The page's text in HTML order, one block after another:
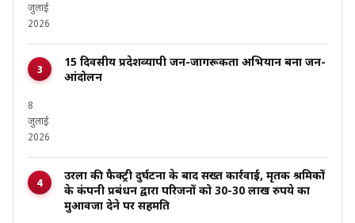
जुलाई
2026
15 दिवसीय प्रदेशव्यापी जन-जागरूकता अभियान बना जन-
आंदोलन
8
जुलाई
2026
उरला की फैक्ट्री दुर्घटना के बाद सख्त कार्रवाई, मृतक श्रमिकों
के कंपनी प्रबंधन द्वारा परिजनों को 30-30 लाख रुपये का
मुआवजा देने पर सहमति